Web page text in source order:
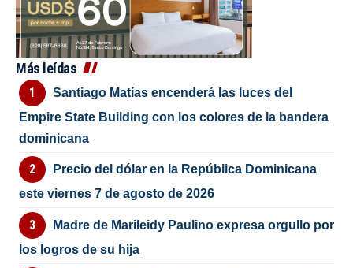
Más leídas
Santiago Matías encenderá las luces del
Empire State Building con los colores de la bandera
dominicana
Precio del dólar en la República Dominicana
este viernes 7 de agosto de 2026
Madre de Marileidy Paulino expresa orgullo por
los logros de su hija